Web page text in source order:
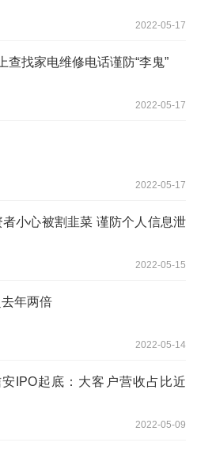
2022-05-17
查找家电维修电话谨防“李鬼”
2022-05-17
2022-05-17
者小心被割韭菜 谨防个人信息泄
2022-05-15
年两倍
2022-05-14
IPO起底：大客户营收占比近
2022-05-09